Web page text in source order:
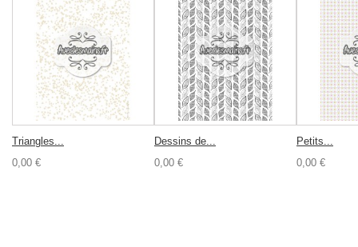
Triangles...
0,00 €
Dessins de...
0,00 €
Petits...
0,00 €